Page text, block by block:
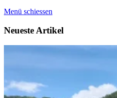
Menü schiessen
Neueste Artikel